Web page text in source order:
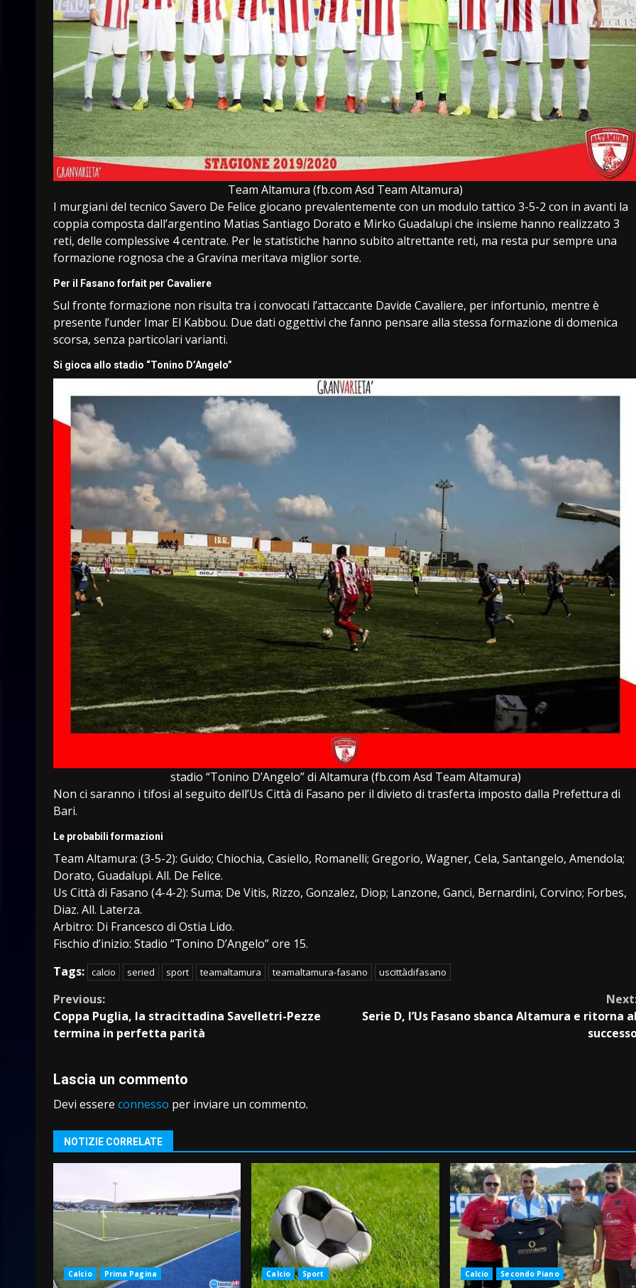
Team Altamura (fb.com Asd Team Altamura)
I murgiani del tecnico Savero De Felice giocano prevalentemente con un modulo tattico 3-5-2 con in avanti la
coppia composta dall’argentino Matias Santiago Dorato e Mirko Guadalupi che insieme hanno realizzato 3
reti, delle complessive 4 centrate. Per le statistiche hanno subito altrettante reti, ma resta pur sempre una
formazione rognosa che a Gravina meritava miglior sorte.
Per il Fasano forfait per Cavaliere
Sul fronte formazione non risulta tra i convocati l’attaccante Davide Cavaliere, per infortunio, mentre è
presente l’under Imar El Kabbou. Due dati oggettivi che fanno pensare alla stessa formazione di domenica
scorsa, senza particolari varianti.
Si gioca allo stadio “Tonino D’Angelo”
stadio “Tonino D’Angelo” di Altamura (fb.com Asd Team Altamura)
Non ci saranno i tifosi al seguito dell’Us Città di Fasano per il divieto di trasferta imposto dalla Prefettura di
Bari.
Le probabili formazioni
Team Altamura: (3-5-2): Guido; Chiochia, Casiello, Romanelli; Gregorio, Wagner, Cela, Santangelo, Amendola;
Dorato, Guadalupi. All. De Felice.
Us Città di Fasano (4-4-2): Suma; De Vitis, Rizzo, Gonzalez, Diop; Lanzone, Ganci, Bernardini, Corvino; Forbes,
Diaz. All. Laterza.
Arbitro: Di Francesco di Ostia Lido.
Fischio d’inizio: Stadio “Tonino D’Angelo” ore 15.
Tags: calcio seried sport teamaltamura teamaltamura-fasano uscittàdifasano
Continue
Reading
Previous:
Coppa Puglia, la stracittadina Savelletri-Pezze
termina in perfetta parità
Serie D, l’Us Fasano sbanca Altamura e ritorna al
Lascia un commento
Devi essere connesso per inviare un commento.
NOTIZIE CORRELATE
Calcio Prima Pagina Calcio Sport Calcio Secondo Piano